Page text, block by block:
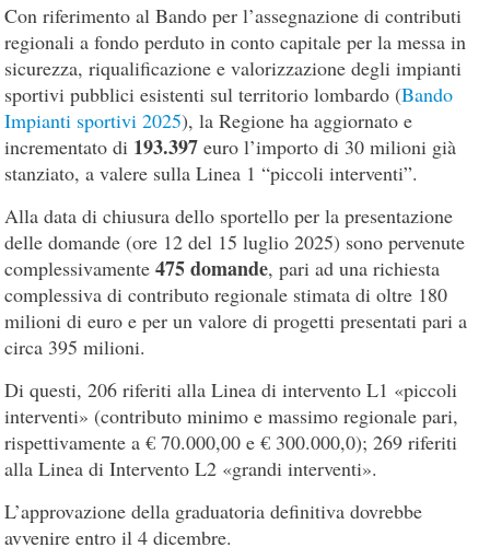
Con riferimento al Bando per l’assegnazione di contributi
regionali a fondo perduto in conto capitale per la messa in
sicurezza, riqualificazione e valorizzazione degli impianti
sportivi pubblici esistenti sul territorio lombardo (Bando
Impianti sportivi 2025), la Regione ha aggiornato e
incrementato di 193.397euro l’importo di 30 milioni già
stanziato, a valere sulla Linea 1 “piccoli interventi”.
Alla data di chiusura dello sportello per la presentazione
delle domande (ore 12 del 15 luglio 2025) sono pervenute
complessivamente475 domande, pari ad una richiesta
complessiva di contributo regionale stimata di oltre 180
milioni di euro e per un valore di progetti presentati pari a
circa 395 milioni.
Di questi, 206 riferiti alla Linea di intervento L1 «piccoli
interventi» (contributo minimo e massimo regionale pari,
rispettivamente a € 70.000,00 e € 300.000,0); 269 riferiti
alla Linea di Intervento L2 «grandi interventi».
L’approvazione della graduatoria definitiva dovrebbe
avvenire entro il 4 dicembre.